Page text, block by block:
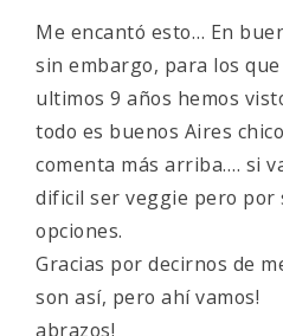
Me encantó esto… En
sin embargo, para los
ultimos 9 años hemos
todo es buenos Aires
comenta más arriba…. si
dificil ser veggie pero por
opciones.
Gracias por decirnos de
son así, pero ahí vamos!
abrazos!